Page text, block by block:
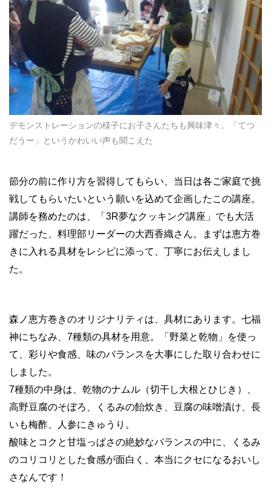
デモンストレーションの様子にお子さんたちも興味津々。「てつ
だうー」というかわいい声も聞こえた
節分の前に作り方を習得してもらい、当日は各ご家庭で挑
戦してもらいたいという願いを込めて企画したこの講座。
講師を務めたのは、「3R夢なクッキング講座」でも大活
躍だった、料理部リーダーの大西香織さん。まずは恵方巻
きに入れる具材をレシピに添って、丁寧にお伝えしまし
た。
森ノ恵方巻きのオリジナリティは、具材にあります。七福
神にちなみ、7種類の具材を用意。「野菜と乾物」を使っ
て、彩りや食感、味のバランスを大事にした取り合わせに
しました。
7種類の中身は、乾物のナムル（切干し大根とひじき）、
高野豆腐のそぼろ、くるみの飴炊き、豆腐の味噌漬け、長
いも梅酢、人参にきゅうり。
酸味とコクと甘塩っぱさの絶妙なバランスの中に、くるみ
のコリコリとした食感が面白く、本当にクセになるおいし
さなんです！